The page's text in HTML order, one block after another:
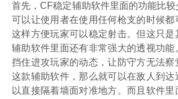
首先，CF稳定辅助软件里面的功能比较
可以让使用者在使用任何枪支的时候都
这样方便玩家可以稳定射击。但这只是
辅助软件里面还有非常强大的透视功能
挡住进攻玩家的动态，让防守方无法察
这款辅助软件，那么就可以在敌人到
以直接隔着墙面对准地方。而且软件